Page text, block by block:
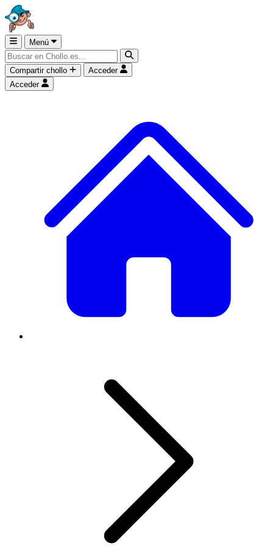
Menú
Compartir chollo
Acceder
Acceder